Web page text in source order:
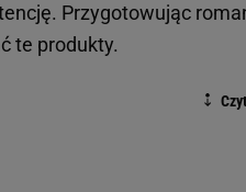
Przygotowując
te produkty.